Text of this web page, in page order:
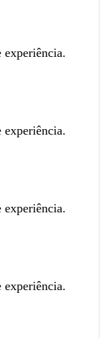
experiência.
experiência.
experiência.
experiência.